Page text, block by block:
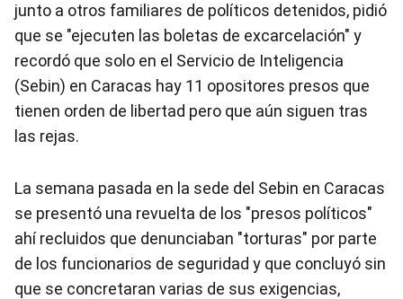
junto a otros familiares de políticos detenidos, pidió
que se "ejecuten las boletas de excarcelación" y
recordó que solo en el Servicio de Inteligencia
(Sebin) en Caracas hay 11 opositores presos que
tienen orden de libertad pero que aún siguen tras
las rejas.
La semana pasada en la sede del Sebin en Caracas
se presentó una revuelta de los "presos políticos"
ahí recluidos que denunciaban "torturas" por parte
de los funcionarios de seguridad y que concluyó sin
que se concretaran varias de sus exigencias,